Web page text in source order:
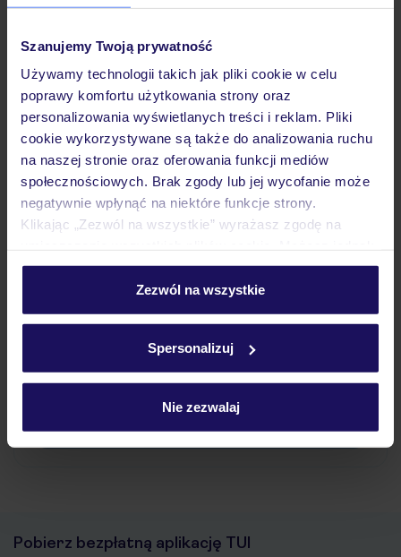
Szanujemy Twoją prywatność
Używamy technologii takich jak pliki cookie w celu
poprawy komfortu użytkowania strony oraz
personalizowania wyświetlanych treści i reklam. Pliki
cookie wykorzystywane są także do analizowania ruchu
na naszej stronie oraz oferowania funkcji mediów
społecznościowych. Brak zgody lub jej wycofanie może
negatywnie wpłynąć na niektóre funkcje strony.
Klikając „Zezwól na wszystkie” wyrażasz zgodę na
personalizować swój wybór wchodząc w zakładkę
Szczegółowe informacje o plikach cookie znajdziesz
Zezwól na wszystkie
Spersonalizuj
Nie zezwalaj
Wyżywienie
Atrakcje
Ważne informacje
Często zadawane pytania
Jak zmienić uczestników/osobę zgłaszającą?
Czy w Hotelu będzie przedstawiciel TUI?
Na jakiej podstawie i gdzie otrzymam karty
Zobacz więcej
Pobierz bezpłatną aplikację TUI